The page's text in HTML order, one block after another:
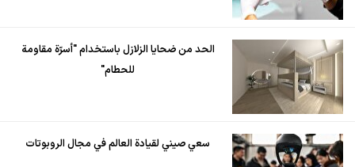
الحد من ضحايا الزلازل باستخدام "أسرّة مقاومة
للحطام"
سعي صيني لقيادة العالم في مجال الروبوتات